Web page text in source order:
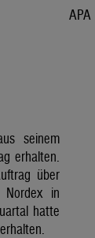
APA
seinem
erhalten.
über
in
hatte